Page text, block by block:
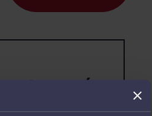
trouvée